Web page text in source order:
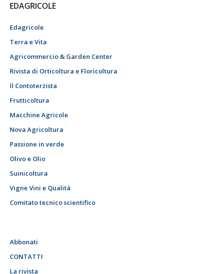
EDAGRICOLE
Edagricole
Terra e Vita
Agricommercio & Garden Center
Rivista di Orticoltura e Floricoltura
Il Contoterzista
Frutticoltura
Macchine Agricole
Nova Agricoltura
Passione in verde
Olivo e Olio
Suinicoltura
Vigne Vini e Qualità
Comitato tecnico scientifico
Abbonati
CONTATTI
La rivista